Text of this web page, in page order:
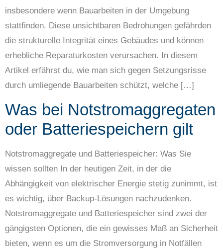
insbesondere wenn Bauarbeiten in der Umgebung
stattfinden. Diese unsichtbaren Bedrohungen gefährden
die strukturelle Integrität eines Gebäudes und können
erhebliche Reparaturkosten verursachen. In diesem
Artikel erfährst du, wie man sich gegen Setzungsrisse
durch umliegende Bauarbeiten schützt, welche […]
Was bei Notstromaggregaten
oder Batteriespeichern gilt
Notstromaggregate und Batteriespeicher: Was Sie
wissen sollten In der heutigen Zeit, in der die
Abhängigkeit von elektrischer Energie stetig zunimmt, ist
es wichtig, über Backup-Lösungen nachzudenken.
Notstromaggregate und Batteriespeicher sind zwei der
gängigsten Optionen, die ein gewisses Maß an Sicherheit
bieten, wenn es um die Stromversorgung in Notfällen